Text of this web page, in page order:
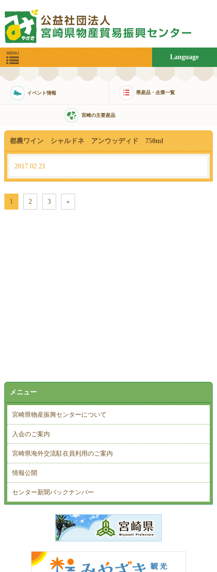
Language
イベント情報 県産品・企業一覧
宮崎の主要産品
都農ワイン シャルドネ アンウッディド 750ml
2017.02.21
1 2 3 »
メニュー
宮崎県物産振興センターについて
入会のご案内
宮崎県海外交流駐在員利用のご案内
情報公開
センター新聞バックナンバー